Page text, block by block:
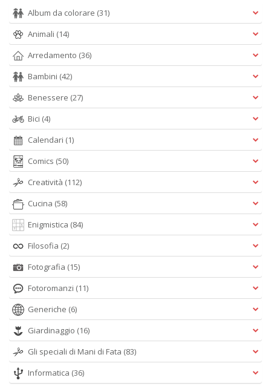
Album da colorare (31)
Animali (14)
Arredamento (36)
Bambini (42)
Benessere (27)
Bici (4)
Calendari (1)
Comics (50)
Creatività (112)
Cucina (58)
Enigmistica (84)
Filosofia (2)
Fotografia (15)
Fotoromanzi (11)
Generiche (6)
Giardinaggio (16)
Gli speciali di Mani di Fata (83)
Informatica (36)